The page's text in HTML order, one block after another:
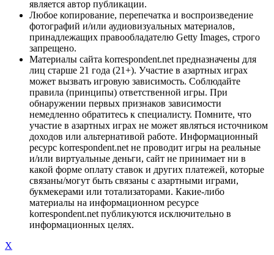
является автор публикации.
Любое копирование, перепечатка и воспроизведение
фотографий и/или аудиовизуальных материалов,
принадлежащих правообладателю Getty Images, строго
запрещено.
Материалы сайта korrespondent.net предназначены для
лиц старше 21 года (21+). Участие в азартных играх
может вызвать игровую зависимость. Соблюдайте
правила (принципы) ответственной игры. При
обнаружении первых признаков зависимости
немедленно обратитесь к специалисту. Помните, что
участие в азартных играх не может являться источником
доходов или альтернативой работе. Информационный
ресурс korrespondent.net не проводит игры на реальные
и/или виртуальные деньги, сайт не принимает ни в
какой форме оплату ставок и других платежей, которые
связаны/могут быть связаны с азартными играми,
букмекерами или тотализаторами. Какие-либо
материалы на информационном ресурсе
korrespondent.net публикуются исключительно в
информационных целях.
X